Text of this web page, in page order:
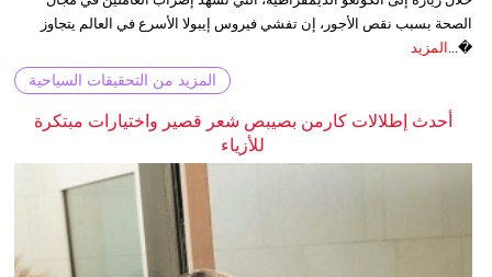
الصحة بسبب نقص الأجور، إن تفشي فيروس إيبولا الأسرع في العالم يتجاوز
�... المزيد
المزيد من التحقيقات السياحية
أحدث إطلالات كارمن بصيبص شعر قصير واختيارات مبتكرة
للأزياء